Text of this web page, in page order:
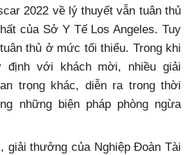
2022 về lý thuyết vẫn tuân thủ
của Sở Y Tế Los Angeles. Tuy
thủ ở mức tối thiểu. Trong khi
định với khách mời, nhiều giải
trọng khác, diễn ra trong thời
những biện pháp phòng ngừa
giải thưởng của Nghiệp Đoàn Tài